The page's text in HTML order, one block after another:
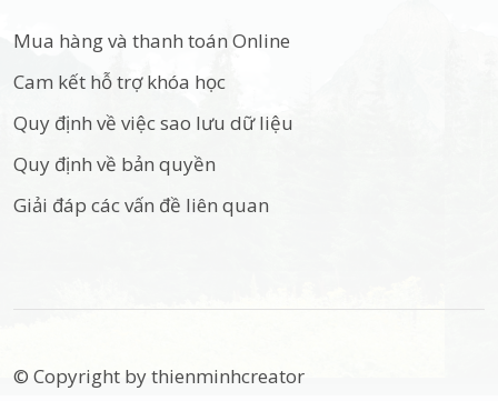
Mua hàng và thanh toán Online
Cam kết hỗ trợ khóa học
Quy định về việc sao lưu dữ liệu
Quy định về bản quyền
Giải đáp các vấn đề liên quan
© Copyright by thienminhcreator